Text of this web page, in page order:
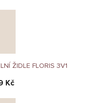
ŽIDLE FLORIS 3V1
Kč